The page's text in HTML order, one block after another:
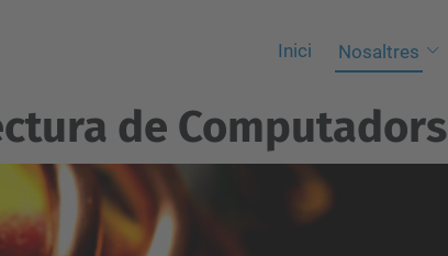
Inici Nosaltres
de Computadors